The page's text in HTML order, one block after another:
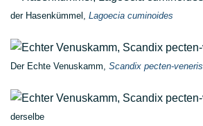
der Hasenkümmel, Lagoecia cuminoides
Der Echte Venuskamm, Scandix pecten-veneris
derselbe